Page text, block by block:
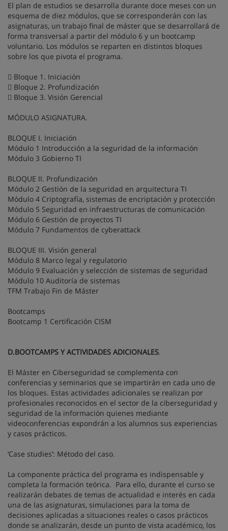
El plan de estudios se desarrolla durante doce meses con un
esquema de diez módulos, que se corresponderán con las
asignaturas, un trabajo final de máster que se desarrollará de
forma transversal a partir del módulo 6 y un bootcamp
voluntario. Los módulos se reparten en distintos bloques
sobre los que pivota el programa.
 Bloque 1. Iniciación
 Bloque 2. Profundización
 Bloque 3. Visión Gerencial
MÓDULO ASIGNATURA.
BLOQUE I. Iniciación
Módulo 1 Introducción a la seguridad de la información
Módulo 3 Gobierno TI
BLOQUE II. Profundización
Módulo 2 Gestión de la seguridad en arquitectura TI
Módulo 4 Criptografía, sistemas de encriptación y protección
Módulo 5 Seguridad en infraestructuras de comunicación
Módulo 6 Gestión de proyectos TI
Módulo 7 Fundamentos de cyberattack
BLOQUE III. Visión general
Módulo 8 Marco legal y regulatorio
Módulo 9 Evaluación y selección de sistemas de seguridad
Módulo 10 Auditoría de sistemas
TFM Trabajo Fin de Máster
Bootcamps
Bootcamp 1 Certificación CISM
D.BOOTCAMPS Y ACTIVIDADES ADICIONALES.
El Máster en Ciberseguridad se complementa con
conferencias y seminarios que se impartirán en cada uno de
los bloques. Estas actividades adicionales se realizan por
profesionales reconocidos en el sector de la ciberseguridad y
seguridad de la información quienes mediante
videoconferencias expondrán a los alumnos sus experiencias
y casos prácticos.
‘Case studies’: Método del caso.
La componente práctica del programa es indispensable y
completa la formación teórica. Para ello, durante el curso se
realizarán debates de temas de actualidad e interés en cada
una de las asignaturas, simulaciones para la toma de
decisiones aplicadas a situaciones reales o casos prácticos
donde se analizarán, desde un punto de vista académico, los